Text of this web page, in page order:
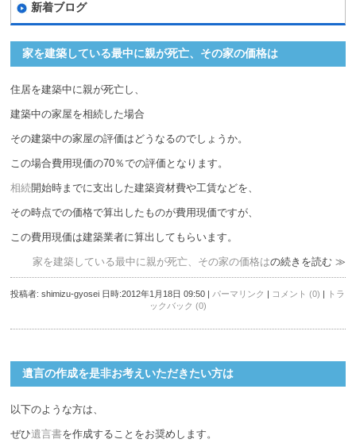
新着ブログ
家を建築している最中に親が死亡、その家の価格は
住居を建築中に親が死亡し、
建築中の家屋を相続した場合
その建築中の家屋の評価はどうなるのでしょうか。
この場合費用現価の70％での評価となります。
相続開始時までに支出した建築資材費や工賃などを、
その時点での価格で算出したものが費用現価ですが、
この費用現価は建築業者に算出してもらいます。
家を建築している最中に親が死亡、その家の価格はの続きを読む ≫
投稿者: shimizu-gyosei 日時:2012年1月18日 09:50 パーマリンク コメント (0)
トラ
ックバック (0)
遺言の作成を是非お考えいただきたい方は
以下のような方は、
ぜひ遺言書を作成することをお奨めします。